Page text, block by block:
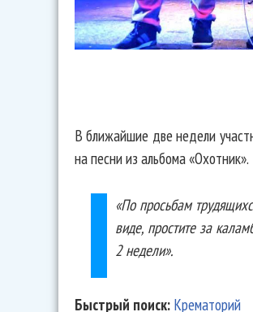
В ближайшие две недели
на песни из альбома «Охотник».
«По просьбам
виде, простите за
2 недели».
Быстрый поиск: Крематорий